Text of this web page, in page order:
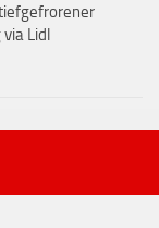
Lidl